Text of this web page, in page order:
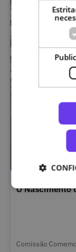
O Nascimento
Comissão